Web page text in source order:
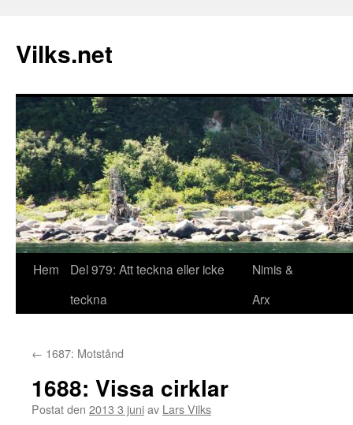
Vilks.net
Hoppa
Hem
Del 979: Att teckna eller icke
teckna
Nimis &
Arx
← 1687: Motstånd
1688: Vissa cirklar
Postat den 2013 3 juniav Lars Vilks